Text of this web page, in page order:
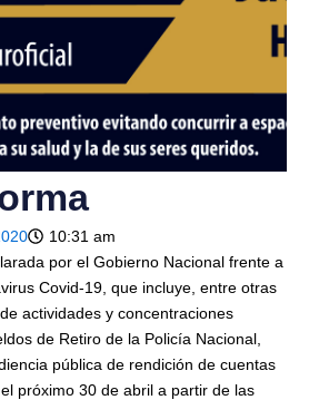
10:31 am
por el Gobierno Nacional frente a
Covid-19, que incluye, entre otras
actividades y concentraciones
de Retiro de la Policía Nacional,
pública de rendición de cuentas
próximo 30 de abril a partir de las